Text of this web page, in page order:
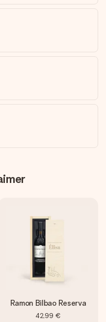
Ramon Bilbao Reserva
42,99 €